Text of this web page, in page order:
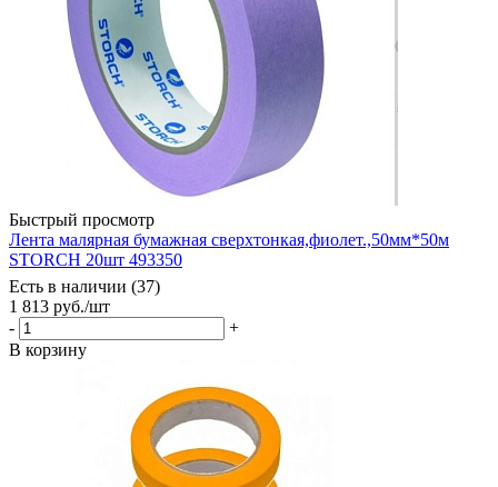
Быстрый просмотр
Лента малярная бумажная сверхтонкая,фиолет.,50мм*50м
STORCH 20шт 493350
Есть в наличии (37)
1 813 руб./шт
-
+
В корзину